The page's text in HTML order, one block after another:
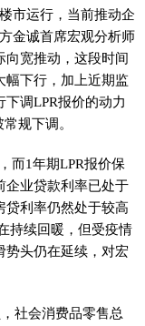
市运行，当前推动企
金诚首席宏观分析师
向宽推动，这段时间
幅下行，加上近期监
调LPR报价的动力
规下调。
而1年期LPR报价保
企业贷款利率已处于
贷利率仍然处于较高
持续回暖，但受疫情
势头仍在延续，对宏
社会消费品零售总